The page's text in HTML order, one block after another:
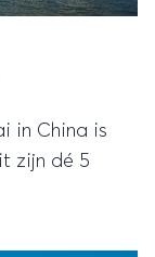
in China is
zijn dé 5